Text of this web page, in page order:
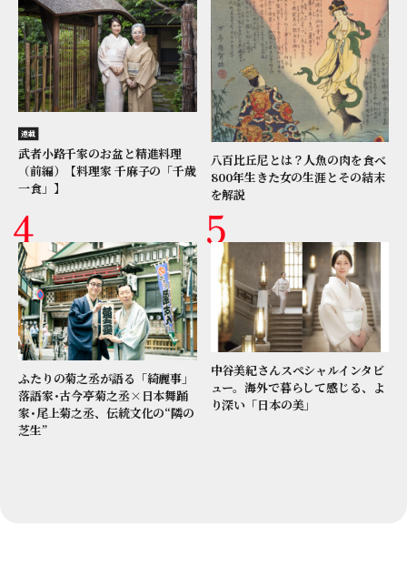
連載
武者小路千家のお盆と精進料理
（前編）【料理家 千麻子の「千歳
一食」】
八百比丘尼とは？人魚の肉を食べ
800年生きた女の生涯とその結末
を解説
ふたりの菊之丞が語る「綺麗事」
落語家･古今亭菊之丞×日本舞踊
家･尾上菊之丞、伝統文化の“隣の
芝生”
中谷美紀さんスペシャルインタビ
ュー。海外で暮らして感じる、よ
り深い「日本の美」